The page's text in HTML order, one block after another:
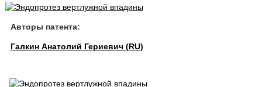
Авторы патента:
Галкин Анатолий Гериевич (RU)